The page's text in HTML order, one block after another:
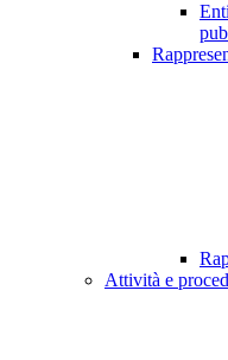
Attività e